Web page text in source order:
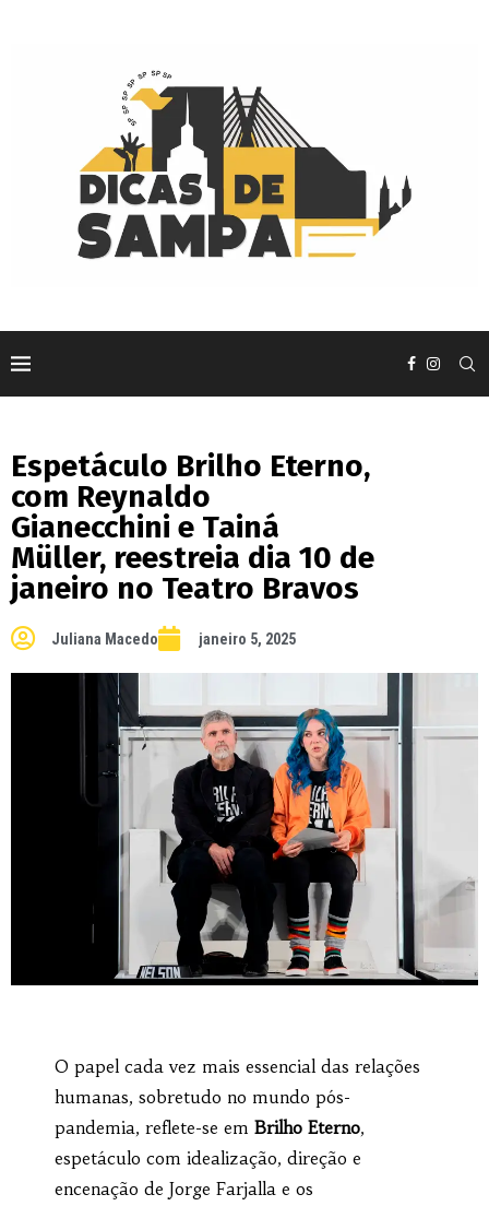
Espetáculo Brilho Eterno,
com Reynaldo
Gianecchini e Tainá
Müller, reestreia dia 10 de
janeiro no Teatro Bravos
Juliana Macedo janeiro 5, 2025
O papel cada vez mais essencial das relações
humanas, sobretudo no mundo pós-
pandemia, reflete-se em Brilho Eterno,
espetáculo com idealização, direção e
encenação de Jorge Farjalla e os